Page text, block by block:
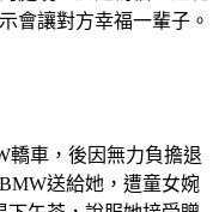
會讓對方幸福一輩子。
轎車，後因無力負擔退
送給她，遭童女婉